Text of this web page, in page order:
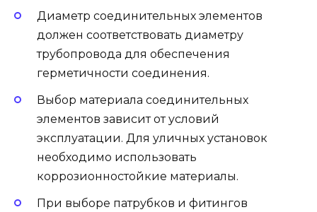
Диаметр соединительных элементов
должен соответствовать диаметру
трубопровода для обеспечения
герметичности соединения.
Выбор материала соединительных
элементов зависит от условий
эксплуатации. Для уличных установок
необходимо использовать
коррозионностойкие материалы.
При выборе патрубков и фитингов